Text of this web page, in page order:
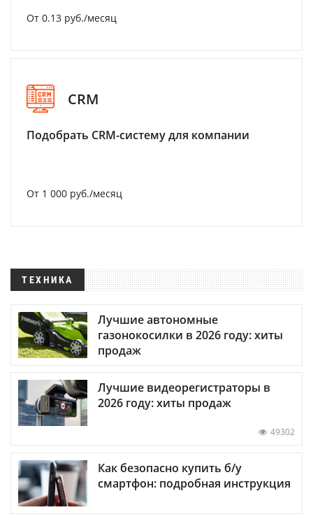
От 0.13 руб./месяц
CRM
Подобрать CRM-систему для компании
От 1 000 руб./месяц
ТЕХНИКА
Лучшие автономные
газонокосилки в 2026 году: хиты
продаж
Лучшие видеорегистраторы в
2026 году: хиты продаж
49302
Как безопасно купить б/у
смартфон: подробная инструкция